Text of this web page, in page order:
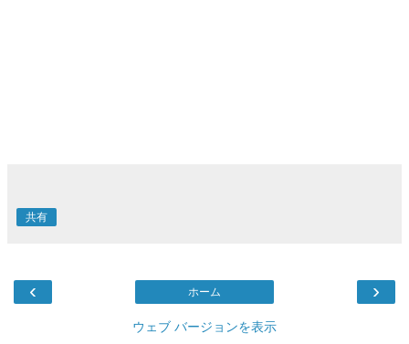
共有
‹ ›
ホーム
ウェブ バージョンを表示